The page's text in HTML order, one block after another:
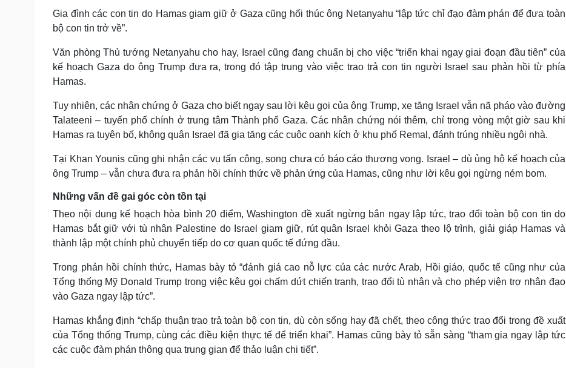
Gia đình các con tin do Hamas giam giữ ở Gaza cũng hối thúc ông Netanyahu “lập tức chỉ đạo đàm phán để đưa toàn
bộ con tin trở về”.
Văn phòng Thủ tướng Netanyahu cho hay, Israel cũng đang chuẩn bị cho việc “triển khai ngay giai đoạn đầu tiên” của
kế hoạch Gaza do ông Trump đưa ra, trong đó tập trung vào việc trao trả con tin người Israel sau phản hồi từ phía
Hamas.
Tuy nhiên, các nhân chứng ở Gaza cho biết ngay sau lời kêu gọi của ông Trump, xe tăng Israel vẫn nã pháo vào đường
Talateeni – tuyến phố chính ở trung tâm Thành phố Gaza. Các nhân chứng nói thêm, chỉ trong vòng một giờ sau khi
Hamas ra tuyên bố, không quân Israel đã gia tăng các cuộc oanh kích ở khu phố Remal, đánh trúng nhiều ngôi nhà.
Tại Khan Younis cũng ghi nhận các vụ tấn công, song chưa có báo cáo thương vong. Israel – dù ủng hộ kế hoạch của
ông Trump – vẫn chưa đưa ra phản hồi chính thức về phản ứng của Hamas, cũng như lời kêu gọi ngừng ném bom.
Những vấn đề gai góc còn tồn tại
Theo nội dung kế hoạch hòa bình 20 điểm, Washington đề xuất ngừng bắn ngay lập tức, trao đổi toàn bộ con tin do
Hamas bắt giữ với tù nhân Palestine do Israel giam giữ, rút quân Israel khỏi Gaza theo lộ trình, giải giáp Hamas và
thành lập một chính phủ chuyển tiếp do cơ quan quốc tế đứng đầu.
Trong phản hồi chính thức, Hamas bày tỏ “đánh giá cao nỗ lực của các nước Arab, Hồi giáo, quốc tế cũng như của
Tổng thống Mỹ Donald Trump trong việc kêu gọi chấm dứt chiến tranh, trao đổi tù nhân và cho phép viện trợ nhân đạo
vào Gaza ngay lập tức”.
Hamas khẳng định “chấp thuận trao trả toàn bộ con tin, dù còn sống hay đã chết, theo công thức trao đổi trong đề xuất
của Tổng thống Trump, cùng các điều kiện thực tế để triển khai”. Hamas cũng bày tỏ sẵn sàng “tham gia ngay lập tức
các cuộc đàm phán thông qua trung gian để thảo luận chi tiết”.